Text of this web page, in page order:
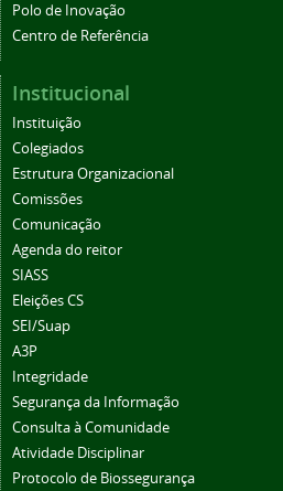
Polo de Inovação
Centro de Referência
Institucional
Instituição
Colegiados
Estrutura Organizacional
Comissões
Comunicação
Agenda do reitor
SIASS
Eleições CS
SEI/Suap
A3P
Integridade
Segurança da Informação
Consulta à Comunidade
Atividade Disciplinar
Protocolo de Biossegurança